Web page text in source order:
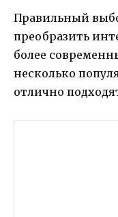
Правильный
преобразить
более
несколько
отлично